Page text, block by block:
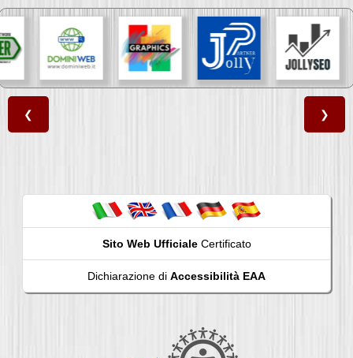
❮ ❯
Sito Web UfficialeCertificato
Dichiarazione di Accessibilità EAA